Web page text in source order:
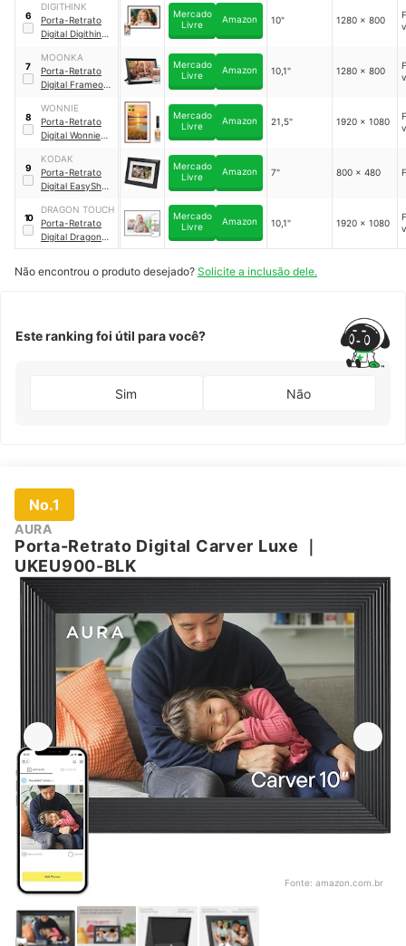
6
DIGITHINK
Porta-Retrato
Digital Digithink
Mercado
Livre
Amazon 10" 1280 x 800
7
MOONKA
Porta-Retrato
Digital Frameo
DP1002
Mercado
Livre
Amazon 10,1" 1280 x 800
8
WONNIE
Porta-Retrato
Digital Wonnie
Mercado
Livre
Amazon 21,5" 1920 x 1080
9
KODAK
Porta-Retrato
Digital EasyShare
Mercado
Livre
Amazon 7" 800 x 480
10
DRAGON TOUCH
Porta-Retrato
Digital Dragon
Touch
Mercado
Livre
Amazon 10,1" 1920 x 1080
Não encontrou o produto desejado? Solicite a inclusão dele.
Este ranking foi útil para você?
Sim Não
No.1
AURA
Porta-Retrato Digital Carver Luxe
‎UKEU900-BLK
Fonte: amazon.com.br